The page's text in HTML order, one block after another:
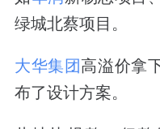
绿城北蔡项目。
大华集团高溢价拿
布了设计方案。